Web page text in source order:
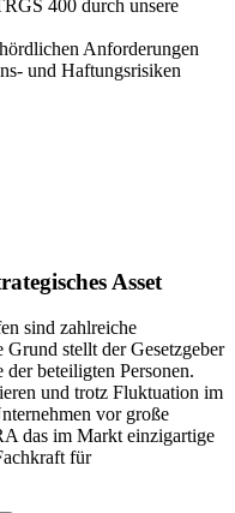
400 durch unsere
Anforderungen
und Haftungsrisiken
Asset
sind zahlreiche
stellt der Gesetzgeber
beteiligten Personen.
und trotz Fluktuation im
vor große
das im Markt einzigartige
für